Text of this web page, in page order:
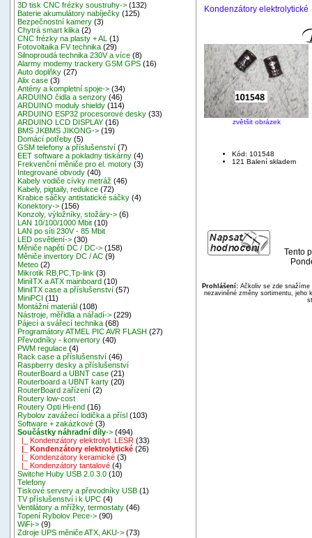
3D tisk CNC frézky soustruhy-> (132)
Baterie akumulátory nabíječky (125)
Bezpečnostní kamery (3)
Chytrá smart klika (2)
CNC frézky na plasty + AL
(1)
Fotovoltaika FV technika (29)
Silnoproudá technika 230V a více (8)
Alarmy modemy trackery GSM GPS (16)
Auto doplňky (27)
Alix case (3)
Antény a kompletní spoje-> (34)
ARDUINO čidla a senzory (46)
ARDUINO moduly shieldy (114)
ARDUINO ESP32 procesorové desky (33)
ARDUINO LCD DISPLAY (16)
BMS JKBMS JIKONG-> (19)
Domácí potřeby (5)
GSM telefony a příslušenství (7)
EET software a pokladny tiskárny (4)
Frekvenční měniče pro el. motory (3)
Integrované obvody (40)
Kabely vodiče cívky metráž (46)
Kabely, pigtaily, redukce (72)
Krabice sáčky antistatické sáčky (4)
Konektory-> (156)
Konzoly, výložníky, stožáry-> (6)
LAN 10/100/1000 Mbit (10)
LAN po síti 230V - 85 Mbit
LED osvětlení-> (30)
Měniče napětí DC / DC-> (158)
Měniče invertory DC / AC (9)
Meteo (2)
Mikrotik RB,PC,Tp-link (3)
MiniITX a ATX mainboard (10)
MiniITX case a příslušenství (57)
MiniPCI (11)
Montážní materiál (108)
Nástroje, měřidla a nářadí-> (229)
Pájecí a svářecí technika (68)
Programátory ATMEL PIC AVR FLASH (27)
Převodníky - konvertory (40)
PWM regulace (4)
Rack case a příslušenství (46)
Raspberry desky a příslušenství
RouterBoard a UBNT case (21)
Routerboard a UBNT karty (20)
RouterBoard zařízení (2)
Routery low-cost
Routery Opti Hi-end (16)
Rybolov zavážecí lodička a přísl (103)
Software + zakázkové (3)
Součástky náhradní díly-> (494)
|_ Kondenzátory elektrolyt. LESR (33)
|_ Kondenzátory elektrolytické (26)
|_ Kondenzátory keramické (3)
|_ Kondenzátory tantalové (4)
Switche Huby USB 2.0 3.0 (10)
Telefony
Tiskové servery a převodníky USB (1)
TV příslušenství i k UPC (4)
Ventilátory a mřížky, termostaty (46)
Topení Rybolov Pece-> (90)
WiFi-> (9)
Zdroje UPS měniče ATX, AKU-> (73)
Kondenzátory elektrolytické
zvětšit obrázek
Kód: 101548
121 Balení skladem
Tento
Prohlášení:Ačkoliv se zde snažíme
nezaviněné změny sortimentu, jeho